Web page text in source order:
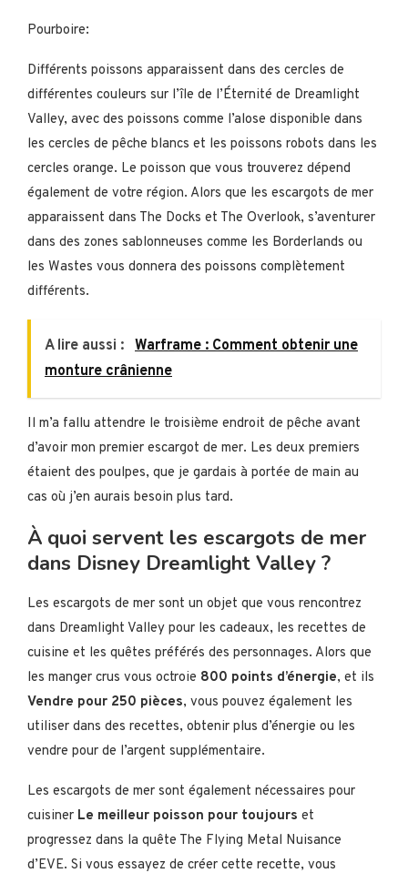
Pourboire:
Différents poissons apparaissent dans des cercles de
différentes couleurs sur l’île de l’Éternité de Dreamlight
Valley, avec des poissons comme l’alose disponible dans
les cercles de pêche blancs et les poissons robots dans les
cercles orange. Le poisson que vous trouverez dépend
également de votre région. Alors que les escargots de mer
apparaissent dans The Docks et The Overlook, s’aventurer
dans des zones sablonneuses comme les Borderlands ou
les Wastes vous donnera des poissons complètement
différents.
A lire aussi : Warframe : Comment obtenir une
monture crânienne
Il m’a fallu attendre le troisième endroit de pêche avant
d’avoir mon premier escargot de mer. Les deux premiers
étaient des poulpes, que je gardais à portée de main au
cas où j’en aurais besoin plus tard.
À quoi servent les escargots de mer
dans Disney Dreamlight Valley ?
Les escargots de mer sont un objet que vous rencontrez
dans Dreamlight Valley pour les cadeaux, les recettes de
cuisine et les quêtes préférés des personnages. Alors que
les manger crus vous octroie 800 points d’énergie, et ils
Vendre pour 250 pièces, vous pouvez également les
utiliser dans des recettes, obtenir plus d’énergie ou les
vendre pour de l’argent supplémentaire.
Les escargots de mer sont également nécessaires pour
cuisiner Le meilleur poisson pour toujours et
progressez dans la quête The Flying Metal Nuisance
d’EVE. Si vous essayez de créer cette recette, vous